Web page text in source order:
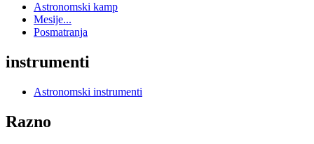
Astronomski kamp
Mesije...
Posmatranja
instrumenti
Astronomski instrumenti
Razno